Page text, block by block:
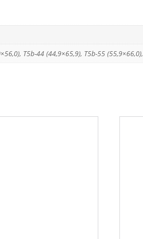
T5b-44 (44,9×65,9), T5b-55